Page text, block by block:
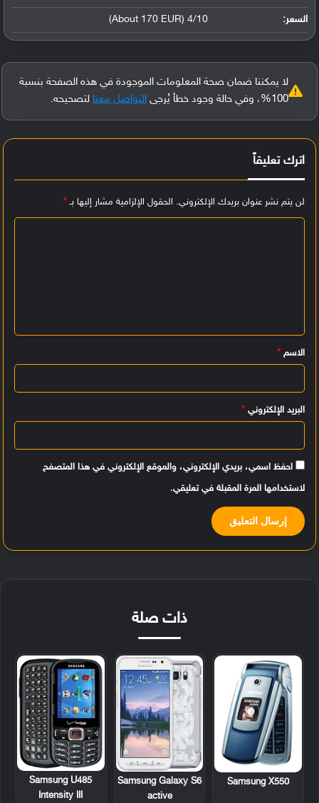
السعر: 4/10 (About 170 EUR)
لا يمكننا ضمان صحة المعلومات الموجودة في هذه الصفحة بنسبة
100%، وفي حالة وجود خطأ يُرجى
التواصل معنا لتصحيحه.
اترك تعليقاً
لن يتم نشر عنوان بريدك الإلكتروني. الحقول الإلزامية مشار إليها بـ*
ي
ق
الاسم *
البريد الإلكتروني *
احفظ اسمي، بريدي الإلكتروني، والموقع الإلكتروني في هذا المتصفح
لاستخدامها المرة المقبلة في تعليقي.
ذات صلة
Samsung X550
Samsung Galaxy S6
active
Samsung U485
Intensity III